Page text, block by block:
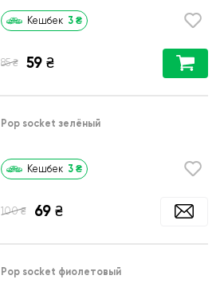
Кешбек 3 ₴
85 ₴ 59 ₴
Pop socket зелёный
Кешбек 3 ₴
100 ₴ 69 ₴
Pop socket фиолетовый